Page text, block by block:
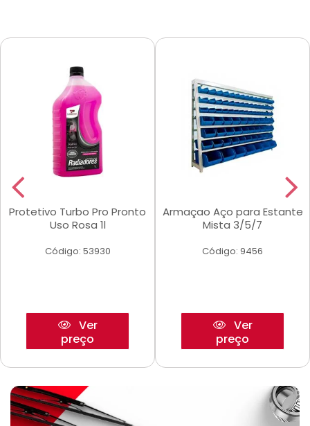
Protetivo Turbo Pro Pronto
Uso Rosa 1l
Código: 53930
Ver
preço
Armaçao Aço para Estante
Mista 3/5/7
Código: 9456
Ver
preço